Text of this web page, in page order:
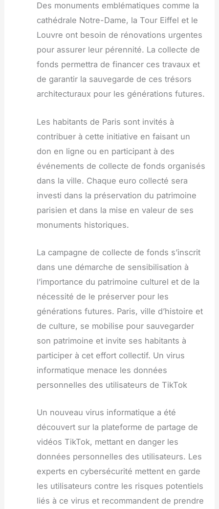
Des monuments emblématiques comme la
cathédrale Notre-Dame, la Tour Eiffel et le
Louvre ont besoin de rénovations urgentes
pour assurer leur pérennité. La collecte de
fonds permettra de financer ces travaux et
de garantir la sauvegarde de ces trésors
architecturaux pour les générations futures.
Les habitants de Paris sont invités à
contribuer à cette initiative en faisant un
don en ligne ou en participant à des
événements de collecte de fonds organisés
dans la ville. Chaque euro collecté sera
investi dans la préservation du patrimoine
parisien et dans la mise en valeur de ses
monuments historiques.
La campagne de collecte de fonds s’inscrit
dans une démarche de sensibilisation à
l’importance du patrimoine culturel et de la
nécessité de le préserver pour les
générations futures. Paris, ville d’histoire et
de culture, se mobilise pour sauvegarder
son patrimoine et invite ses habitants à
participer à cet effort collectif. Un virus
informatique menace les données
personnelles des utilisateurs de TikTok
Un nouveau virus informatique a été
découvert sur la plateforme de partage de
vidéos TikTok, mettant en danger les
données personnelles des utilisateurs. Les
experts en cybersécurité mettent en garde
les utilisateurs contre les risques potentiels
liés à ce virus et recommandent de prendre